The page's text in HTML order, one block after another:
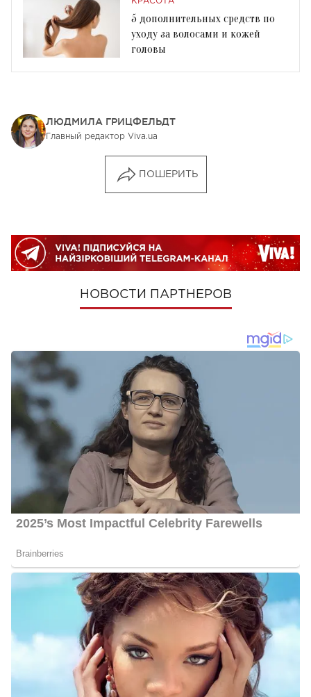
5 дополнительных средств по
уходу за волосами и кожей
головы
ЛЮДМИЛА ГРИЦФЕЛЬДТ
Главный редактор Viva.ua
ПОШЕРИТЬ
НОВОСТИ ПАРТНЕРОВ